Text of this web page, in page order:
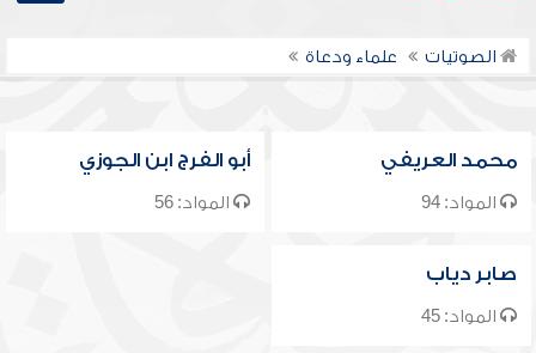
الصوتيات علماء ودعاة
محمد العريفي
المواد: 94
أبو الفرج ابن الجوزي
المواد: 56
صابر دياب
المواد: 45